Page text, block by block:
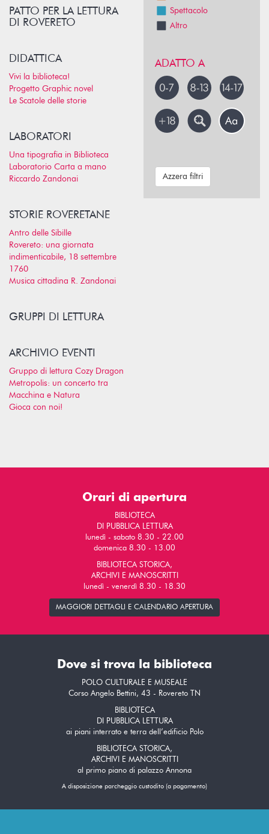
PATTO PER LA LETTURA
DI ROVERETO
DIDATTICA
Vivi la biblioteca!
Progetto Graphic novel
Le Scatole delle storie
LABORATORI
Una tipografia in Biblioteca
Laboratorio Carta a mano
Riccardo Zandonai
STORIE ROVERETANE
Antro delle Sibille
Rovereto: una giornata
indimenticabile, 18 settembre
1760
Musica cittadina R. Zandonai
GRUPPI DI LETTURA
ARCHIVIO EVENTI
Gruppo di lettura Cozy Dragon
Metropolis: un concerto tra
Macchina e Natura
Gioca con noi!
Spettacolo
Altro
ADATTO A
Azzera filtri
Orari di apertura
BIBLIOTECA
DI PUBBLICA LETTURA
lunedì - sabato 8.30 - 22.00
domenica 8.30 - 13.00
BIBLIOTECA STORICA,
ARCHIVI E MANOSCRITTI
lunedì - venerdì 8.30 - 18.30
MAGGIORI DETTAGLI E CALENDARIO APERTURA
Dove si trova la biblioteca
POLO CULTURALE E MUSEALE
Corso Angelo Bettini, 43 - Rovereto TN
BIBLIOTECA
DI PUBBLICA LETTURA
ai piani interrato e terra dell’edificio Polo
BIBLIOTECA STORICA,
ARCHIVI E MANOSCRITTI
al primo piano di palazzo Annona
A disposizione parcheggio custodito (a pagamento)